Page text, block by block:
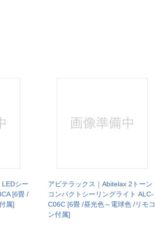
シー
[6畳 /
属]
アビテラックス｜Abitelax 2トーン
コンパクトシーリングライト ALC-
C06C [6畳 /昼光色～電球色 /リモコ
ン付属]